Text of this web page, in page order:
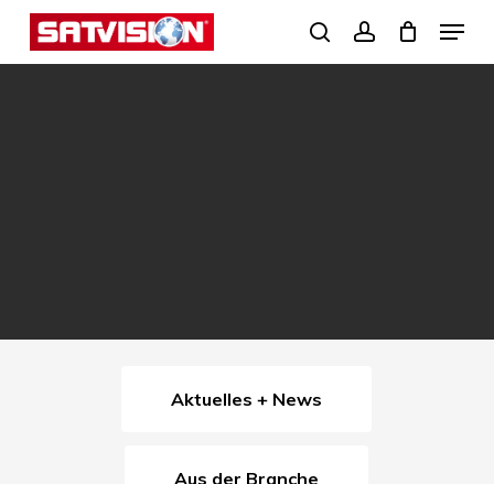
Skip
search
Menu
Aktuelles + News
Aus der Branche